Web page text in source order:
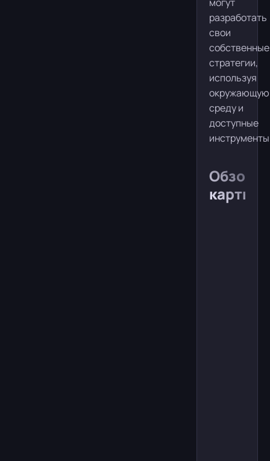
разработать
свои
собственные
стратегии,
используя
окружающую
среду и
доступные
Обзор
карты